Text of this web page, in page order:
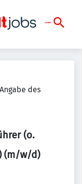
des
(o.
(m/w/d)